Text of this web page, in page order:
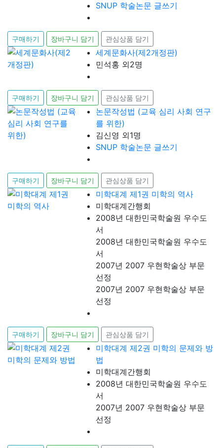
SNUP 학술논문 글쓰기
구매하기 장바구니 담기 관심상품 담기
세계문화사(제2개정판)
민석홍 외2명
구매하기 장바구니 담기 관심상품 담기
논문작성법 (교육 심리 사회 연구
를 위한)
김신영 외1명
SNUP 학술논문 글쓰기
구매하기 장바구니 담기 관심상품 담기
미학대계 제1권 미학의 역사
미학대계간행회
2008년 대한민국학술원 우수도
서
2008년 대한민국학술원 우수도
서
2007년 2007 우현학술상 부문
선정
2007년 2007 우현학술상 부문
선정
구매하기 장바구니 담기 관심상품 담기
미학대계 제2권 미학의 문제와 방
법
미학대계간행회
2008년 대한민국학술원 우수도
서
2007년 2007 우현학술상 부문
선정